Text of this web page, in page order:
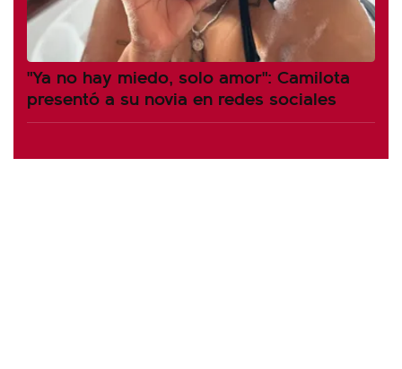
"Ya no hay miedo, solo amor": Camilota
presentó a su novia en redes sociales